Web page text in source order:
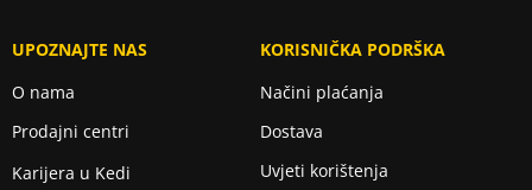
UPOZNAJTE NAS
O nama
Prodajni centri
Karijera u Kedi
KORISNIČKA PODRŠKA
Načini plaćanja
Dostava
Uvjeti korištenja